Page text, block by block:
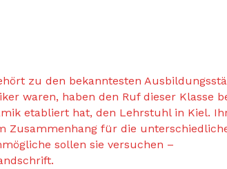
zu den bekanntesten
waren, haben den Ruf dieser Klasse
etabliert hat, den Lehrstuhl in Kiel.
Zusammenhang für die
sollen sie versuchen –